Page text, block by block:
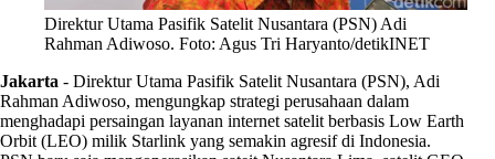
Direktur Utama Pasifik Satelit Nusantara (PSN) Adi
Rahman Adiwoso. Foto: Agus Tri Haryanto/detikINET
Jakarta - Direktur Utama Pasifik Satelit Nusantara (PSN), Adi
Rahman Adiwoso, mengungkap strategi perusahaan dalam
menghadapi persaingan layanan internet satelit berbasis Low Earth
Orbit (LEO) milik Starlink yang semakin agresif di Indonesia.